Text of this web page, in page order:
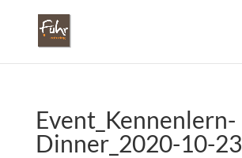
Event_Kennenlern-
Dinner_2020-10-23